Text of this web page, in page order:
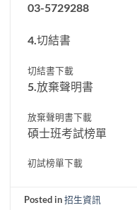
03-5729288
4.切結書
切結書下載
5.放棄聲明書
放棄聲明書下載
碩士班考試榜單
初試榜單下載
Posted in招生資訊